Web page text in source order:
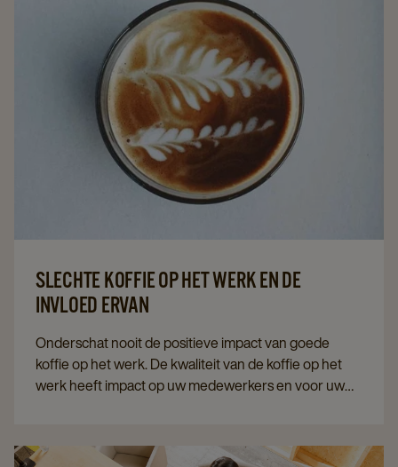
Lees meer over hoe u uw werknemers weer nieuwe
energie kunt geven.
SLECHTE KOFFIE OP HET WERK EN DE
INVLOED ERVAN
Onderschat nooit de positieve impact van goede
koffie op het werk. De kwaliteit van de koffie op het
werk heeft impact op uw medewerkers en voor uw